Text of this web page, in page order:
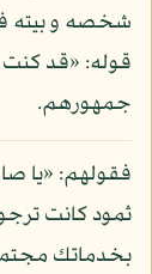
شخصه و بيته
قوله: «قد كنت
جمهورهم.
فقولهم: «يا
ثمود كانت
بخدماتك